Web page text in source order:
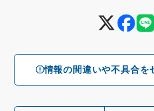
情報の間違いや不具合を